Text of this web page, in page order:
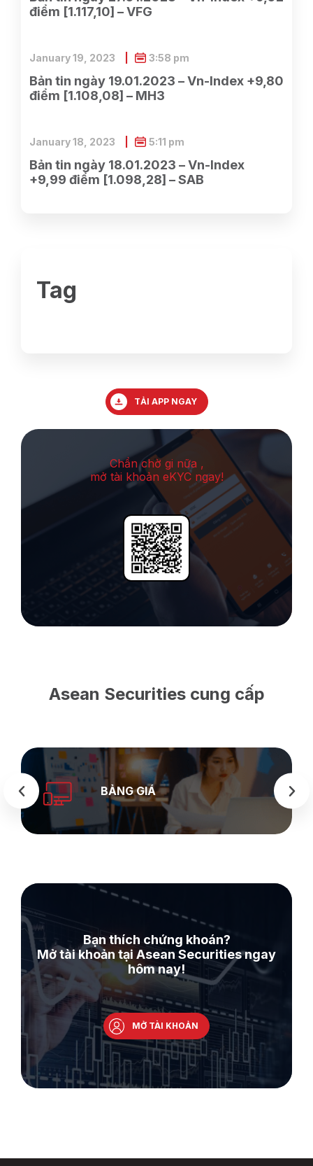
điểm [1.117,10] – VFG
Bản tin ngày 19.01.2023 – Vn-Index +9,80
điểm [1.108,08] – MH3
January 19, 2023 3:58 pm
Bản tin ngày 18.01.2023 – Vn-Index
+9,99 điểm [1.098,28] – SAB
January 18, 2023 5:11 pm
Tag
TẢI APP NGAY
Chần chờ gi nữa ,
mở tài khoản eKYC ngay!
Asean Securities cung cấp
SEASTOCK
WEB
Bạn thích chứng khoán?
Mở tài khoản tại Asean Securities ngay
hôm nay!
MỞ TÀI KHOẢN